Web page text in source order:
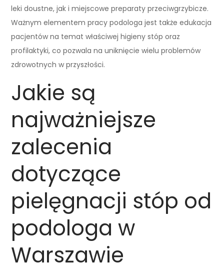
leki doustne, jak i miejscowe preparaty przeciwgrzybicze.
Ważnym elementem pracy podologa jest także edukacja
pacjentów na temat właściwej higieny stóp oraz
profilaktyki, co pozwala na uniknięcie wielu problemów
zdrowotnych w przyszłości.
Jakie są
najważniejsze
zalecenia
dotyczące
pielęgnacji stóp od
podologa w
Warszawie